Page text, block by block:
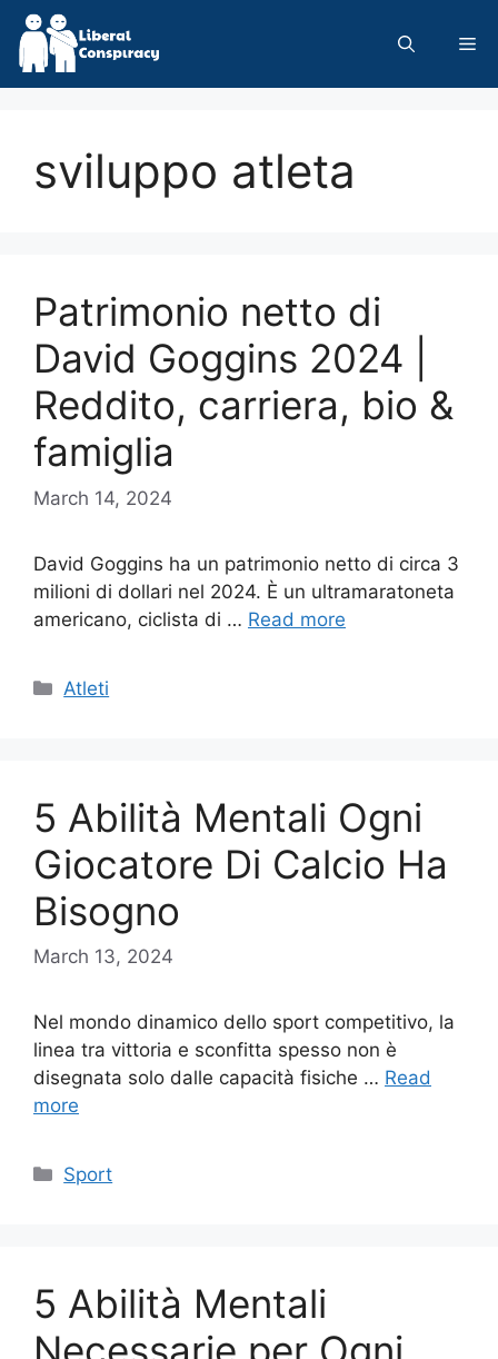
Skip
content
sviluppo atleta
Patrimonio netto di
David Goggins 2024 |
Reddito, carriera, bio &
famiglia
March 14, 2024
David Goggins ha un patrimonio netto di circa 3
milioni di dollari nel 2024. È un ultramaratoneta
americano, ciclista di … Read more
Categories
Atleti
5 Abilità Mentali Ogni
Giocatore Di Calcio Ha
Bisogno
March 13, 2024
Nel mondo dinamico dello sport competitivo, la
linea tra vittoria e sconfitta spesso non è
disegnata solo dalle capacità fisiche … Read
more
Categories
Sport
5 Abilità Mentali